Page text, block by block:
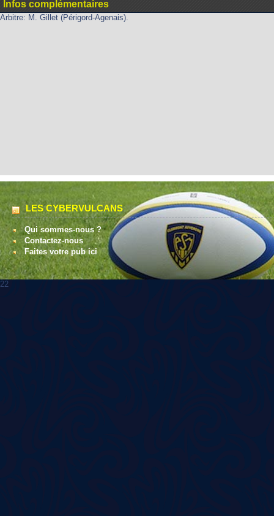
Infos complémentaires
Arbitre: M. Gillet (Périgord-Agenais).
LES CYBERVULCANS
Qui sommes-nous ?
Contactez-nous
Faites votre pub ici
22